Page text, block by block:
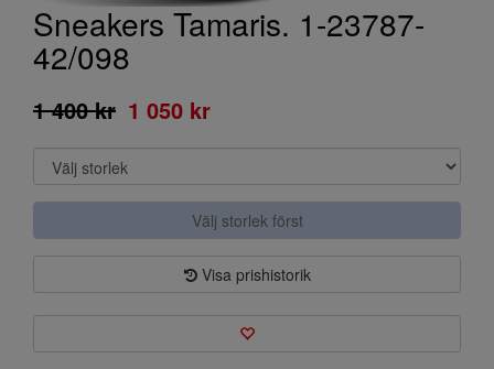
Sneakers Tamaris. 1-23787-
42/098
1 400 kr 1 050 kr
Välj storlek först
Visa prishistorik